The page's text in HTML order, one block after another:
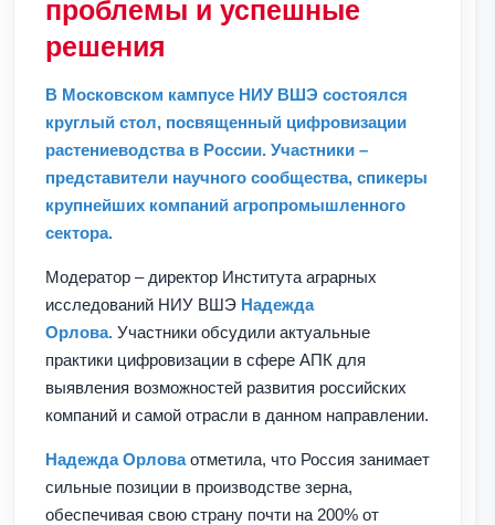
проблемы и успешные
решения
В Московском кампусе НИУ ВШЭ состоялся
круглый стол, посвященный цифровизации
растениеводства в России. Участники –
представители научного сообщества, спикеры
крупнейших компаний агропромышленного
сектора.
Модератор – директор Института аграрных
исследований НИУ ВШЭ Надежда
Орлова. Участники обсудили актуальные
практики цифровизации в сфере АПК для
выявления возможностей развития российских
компаний и самой отрасли в данном направлении.
Надежда Орловаотметила, что Россия занимает
сильные позиции в производстве зерна,
обеспечивая свою страну почти на 200% от